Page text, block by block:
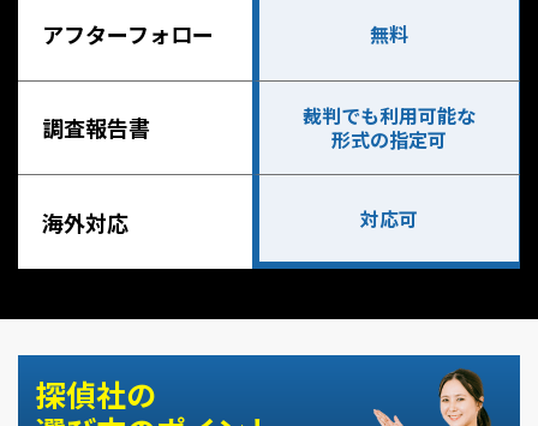
アフターフォロー 無料
調査報告書
裁判でも利用可能な
形式の指定可
海外対応 対応可
探偵社の